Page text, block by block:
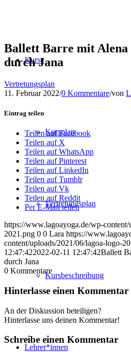
Kurse
Kursplan
Vertretungsplan
Kursbeschreibung
Lehrer*innen
Ballett Barre mit
durch Jana
Vertretungsplan
11. Februar 2022/0 Kommentare/von
Eintrag teilen
Teilen auf Facebook
Teilen auf X
Teilen auf WhatsApp
Teilen auf Pinterest
Teilen auf LinkedIn
Teilen auf Tumblr
Teilen auf Vk
Teilen auf Reddit
Per E-Mail teilen
https://www.lagoayoga.de/wp-
2021.png 0 0 Lara https://
content/uploads/2021/06/lagoa-logo-
12:47:422022-02-11 12:47:42Ballett
durch Jana
0 Kommentare
Hinterlasse einen Kommentar
An der Diskussion beteiligen?
Hinterlasse uns deinen Kommentar!
Schreibe einen Kommentar